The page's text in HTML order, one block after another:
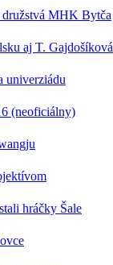
družstvá MHK Bytča
aj T. Gajdošíková
univerziádu
(neoficiálny)
hráčky Šale